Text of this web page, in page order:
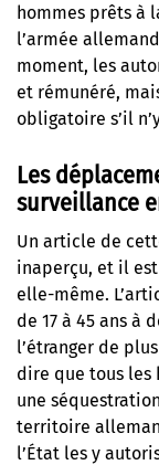
hommes prêts à
l’armée
moment, les
et rémunéré,
obligatoire s’il
Les
surveillance
Un article de
inaperçu, et il
elle-même.
de 17 à 45 ans à
l’étranger de
dire que tous les
une
territoire
l’État les y